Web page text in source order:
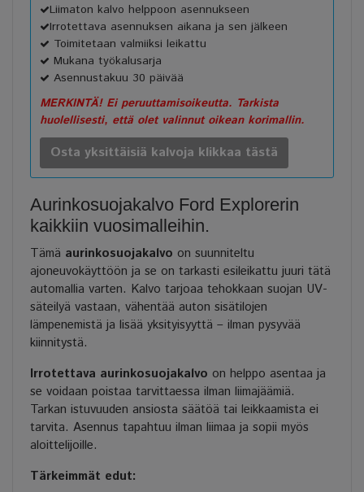
Liimaton kalvo helppoon asennukseen
Irrotettava asennuksen aikana ja sen jälkeen
Toimitetaan valmiiksi leikattu
Mukana työkalusarja
Asennustakuu 30 päivää
MERKINTÄ! Ei peruuttamisoikeutta. Tarkista
huolellisesti, että olet valinnut oikean korimallin.
Osta yksittäisiä kalvoja klikkaa tästä
Aurinkosuojakalvo Ford Explorerin
kaikkiin vuosimalleihin.
Tämä aurinkosuojakalvo on suunniteltu
ajoneuvokäyttöön ja se on tarkasti esileikattu juuri tätä
automallia varten. Kalvo tarjoaa tehokkaan suojan UV-
säteilyä vastaan, vähentää auton sisätilojen
lämpenemistä ja lisää yksityisyyttä – ilman pysyvää
kiinnitystä.
Irrotettava aurinkosuojakalvo on helppo asentaa ja
se voidaan poistaa tarvittaessa ilman liimajäämiä.
Tarkan istuvuuden ansiosta säätöä tai leikkaamista ei
tarvita. Asennus tapahtuu ilman liimaa ja sopii myös
aloittelijoille.
Tärkeimmät edut: